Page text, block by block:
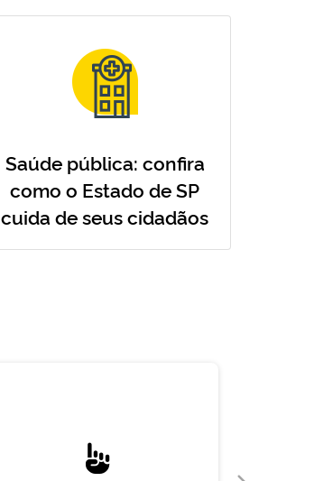
Saúde pública: confira
como o Estado de SP
cuida de seus cidadãos